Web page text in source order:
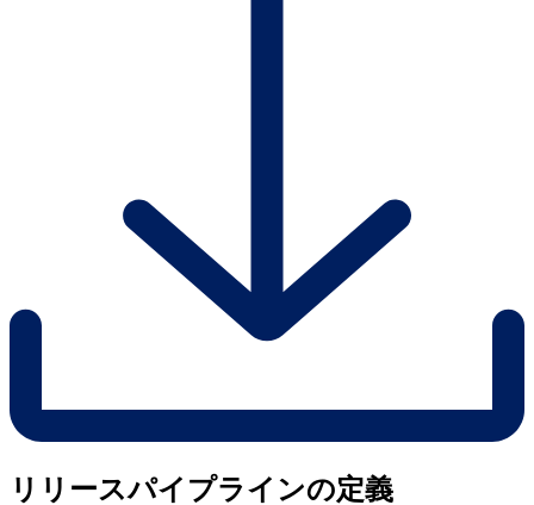
リリースパイプラインの定義